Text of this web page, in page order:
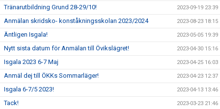
Tränarutbildning Grund 28-29/10! 2023-09-19 23:39
Anmälan skridsko- konståkningsskolan 2023/2024 2023-08-23 18:15
Äntligen Isgala! 2023-05-05 19:39
Nytt sista datum för Anmälan till Övikslägret! 2023-04-30 15:16
Isgala 2023 6-7 Maj 2023-04-25 16:03
Anmäl dej till ÖKKs Sommarläger! 2023-04-23 12:37
Isgala 6-7/5 2023! 2023-04-13 13:46
Tack! 2023-03-23 21:46